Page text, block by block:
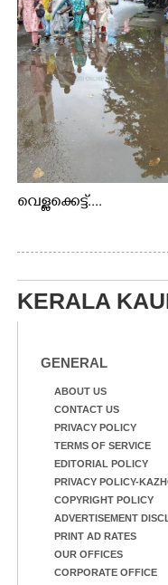
വെള്ളക്കെട്ട്....
KERALA
GENERAL
ABOUT US
CONTACT US
PRIVACY POLICY
TERMS OF SERVICE
EDITORIAL POLICY
PRIVACY POLICY-
COPYRIGHT POLICY
ADVERTISEMENT
PRINT AD RATES
OUR OFFICES
CORPORATE OFFICE